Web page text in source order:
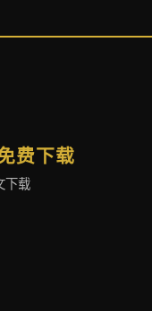
费下载
下载